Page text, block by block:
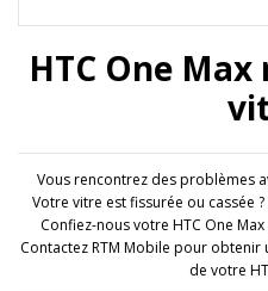
HTC One
Vous rencontrez des problèmes
Votre vitre est fissurée ou cassée
Confiez-nous votre HTC One
Contactez RTM Mobile pour
de votre